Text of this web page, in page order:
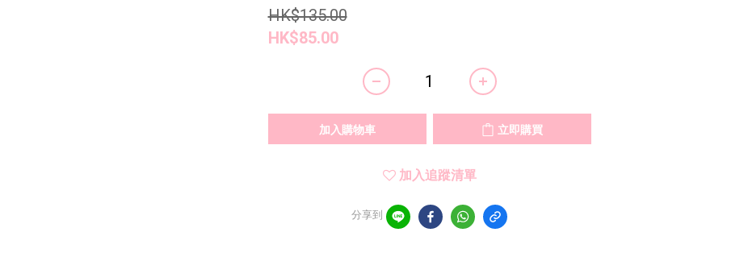
HK$135.00
HK$85.00
加入購物車 立即購買
加入追蹤清單
分享到